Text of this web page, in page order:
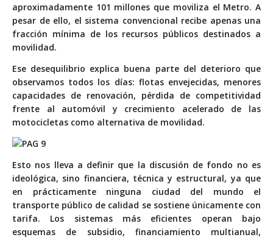
aproximadamente 101 millones que moviliza el Metro. A
pesar de ello, el sistema convencional recibe apenas una
fracción mínima de los recursos públicos destinados a
movilidad.
Ese desequilibrio explica buena parte del deterioro que
observamos todos los días: flotas envejecidas, menores
capacidades de renovación, pérdida de competitividad
frente al automóvil y crecimiento acelerado de las
motocicletas como alternativa de movilidad.
Esto nos lleva a definir que la discusión de fondo no es
ideológica, sino financiera, técnica y estructural, ya que
en prácticamente ninguna ciudad del mundo el
transporte público de calidad se sostiene únicamente con
tarifa. Los sistemas más eficientes operan bajo
esquemas de subsidio, financiamiento multianual,